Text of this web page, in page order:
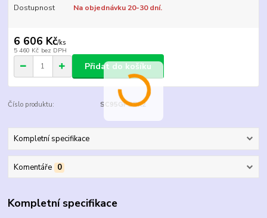
Dostupnost Na objednávku 20-30 dní.
6 606 Kč/ks
5 460 Kč bez DPH
Přidat do košíku
Číslo produktu: SC95GPBBK2
Kompletní specifikace
Komentáře 0
Kompletní specifikace